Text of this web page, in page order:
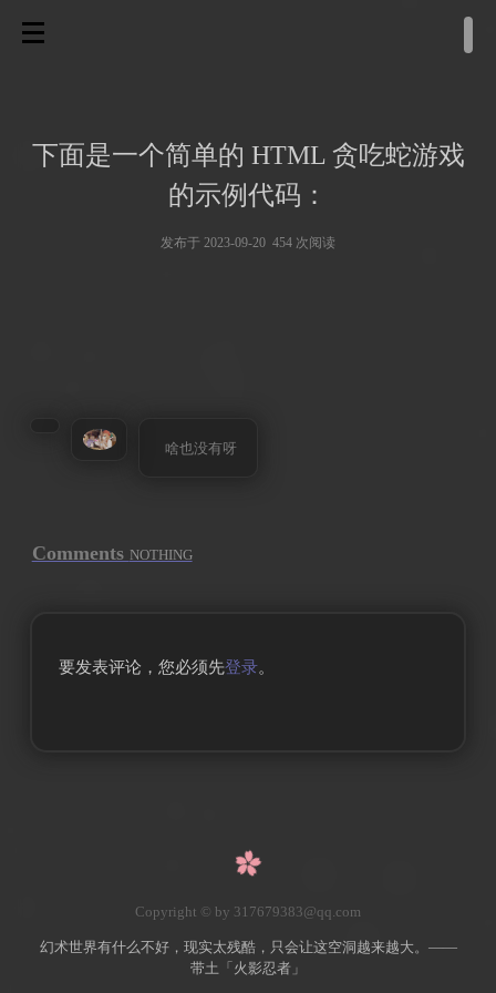
下面是一个简单的 HTML 贪吃蛇游戏
的示例代码：
发布于 2023-09-20 454 次阅读
啥也没有呀
Comments NOTHING
要发表评论，您必须先登录。
Copyright © by 317679383@qq.com
幻术世界有什么不好，现实太残酷，只会让这空洞越来越大。——
带土「火影忍者」